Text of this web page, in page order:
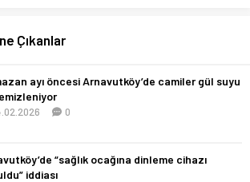
Çıkanlar
ayı öncesi Arnavutköy’de camiler gül suyu
0
“sağlık ocağına dinleme cihazı
iddiası